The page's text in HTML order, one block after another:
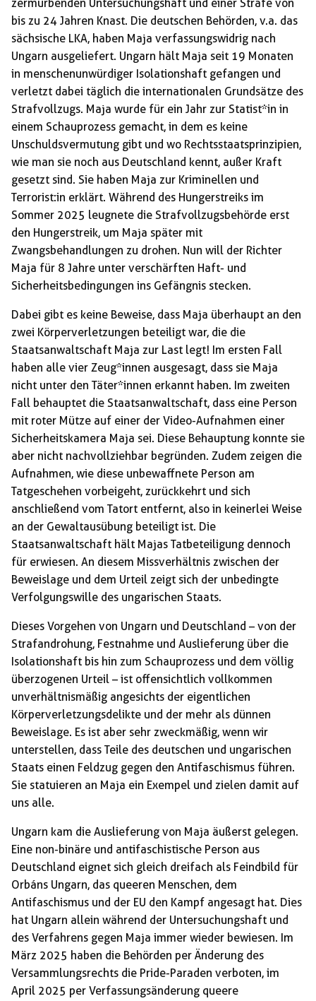
zermürbenden Untersuchungshaft und einer Strafe von
bis zu 24 Jahren Knast. Die deutschen Behörden, v.a. das
sächsische LKA, haben Maja verfassungswidrig nach
Ungarn ausgeliefert. Ungarn hält Maja seit 19 Monaten
in menschenunwürdiger Isolationshaft gefangen und
verletzt dabei täglich die internationalen Grundsätze des
Strafvollzugs. Maja wurde für ein Jahr zur Statist*in in
einem Schauprozess gemacht, in dem es keine
Unschuldsvermutung gibt und wo Rechtsstaatsprinzipien,
wie man sie noch aus Deutschland kennt, außer Kraft
gesetzt sind. Sie haben Maja zur Kriminellen und
Terrorist:in erklärt. Während des Hungerstreiks im
Sommer 2025 leugnete die Strafvollzugsbehörde erst
den Hungerstreik, um Maja später mit
Zwangsbehandlungen zu drohen. Nun will der Richter
Maja für 8 Jahre unter verschärften Haft- und
Sicherheitsbedingungen ins Gefängnis stecken.
Dabei gibt es keine Beweise, dass Maja überhaupt an den
zwei Körperverletzungen beteiligt war, die die
Staatsanwaltschaft Maja zur Last legt! Im ersten Fall
haben alle vier Zeug*innen ausgesagt, dass sie Maja
nicht unter den Täter*innen erkannt haben. Im zweiten
Fall behauptet die Staatsanwaltschaft, dass eine Person
mit roter Mütze auf einer der Video-Aufnahmen einer
Sicherheitskamera Maja sei. Diese Behauptung konnte sie
aber nicht nachvollziehbar begründen. Zudem zeigen die
Aufnahmen, wie diese unbewaffnete Person am
Tatgeschehen vorbeigeht, zurückkehrt und sich
anschließend vom Tatort entfernt, also in keinerlei Weise
an der Gewaltausübung beteiligt ist. Die
Staatsanwaltschaft hält Majas Tatbeteiligung dennoch
für erwiesen. An diesem Missverhältnis zwischen der
Beweislage und dem Urteil zeigt sich der unbedingte
Verfolgungswille des ungarischen Staats.
Dieses Vorgehen von Ungarn und Deutschland – von der
Strafandrohung, Festnahme und Auslieferung über die
Isolationshaft bis hin zum Schauprozess und dem völlig
überzogenen Urteil – ist offensichtlich vollkommen
unverhältnismäßig angesichts der eigentlichen
Körperverletzungsdelikte und der mehr als dünnen
Beweislage. Es ist aber sehr zweckmäßig, wenn wir
unterstellen, dass Teile des deutschen und ungarischen
Staats einen Feldzug gegen den Antifaschismus führen.
Sie statuieren an Maja ein Exempel und zielen damit auf
uns alle.
Ungarn kam die Auslieferung von Maja äußerst gelegen.
Eine non-binäre und antifaschistische Person aus
Deutschland eignet sich gleich dreifach als Feindbild für
Orbáns Ungarn, das queeren Menschen, dem
Antifaschismus und der EU den Kampf angesagt hat. Dies
hat Ungarn allein während der Untersuchungshaft und
des Verfahrens gegen Maja immer wieder bewiesen. Im
März 2025 haben die Behörden per Änderung des
Versammlungsrechts die Pride-Paraden verboten, im
April 2025 per Verfassungsänderung queere